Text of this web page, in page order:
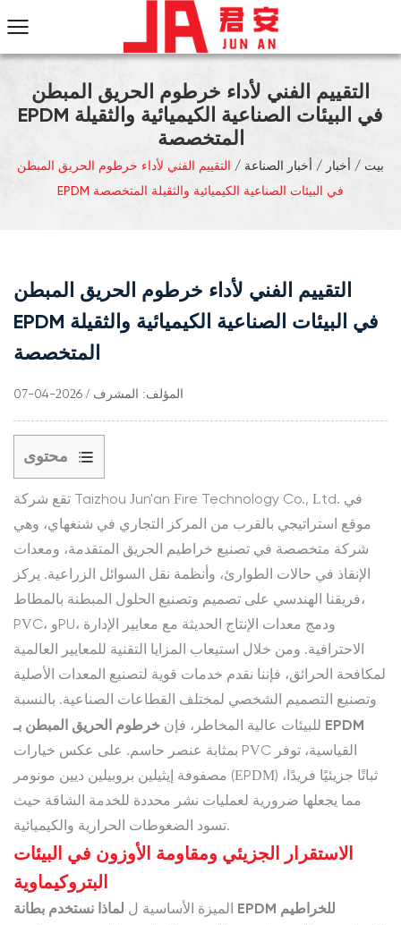
التقييم الفني لأداء خرطوم الحريق المبطن
EPDM في البيئات الصناعية الكيميائية والثقيلة
المتخصصة
بيت / أخبار / أخبار الصناعة / التقييم الفني لأداء خرطوم الحريق المبطن
EPDM في البيئات الصناعية الكيميائية والثقيلة المتخصصة
التقييم الفني لأداء خرطوم الحريق المبطن
EPDM في البيئات الصناعية الكيميائية والثقيلة
المتخصصة
المؤلف: المشرف / 2026-04-07
محتوى
1
الاستقرار
الجزيئي
ومقاومة
الأوزون
في
البيئات
البتروكيماوية
2
التوافق
الكيميائي
ومعايير
مقاومة
المذيبات
3
الاستقرار
تقع شركة Taizhou Jun'an Fire Technology Co., Ltd. في
موقع استراتيجي بالقرب من المركز التجاري في شنغهاي، وهي
شركة متخصصة في تصنيع خراطيم الحريق المتقدمة، ومعدات
الإنقاذ في حالات الطوارئ، وأنظمة نقل السوائل الزراعية. يركز
فريقنا الهندسي على تصميم وتصنيع الحلول المبطنة بالمطاط،
PVC، وPU، ودمج معدات الإنتاج الحديثة مع معايير الإدارة
الاحترافية. ومن خلال استيعاب المزايا التقنية للمعايير العالمية
لمكافحة الحرائق، فإننا نقدم خدمات قوية لتصنيع المعدات الأصلية
وتصنيع التصميم الشخصي لمختلف القطاعات الصناعية. بالنسبة
للبيئات عالية المخاطر، فإن خرطوم الحريق المبطن بـ EPDM
بمثابة عنصر حاسم. على عكس خيارات PVC القياسية، توفر
مصفوفة إيثيلين بروبيلين ديين مونومر (EPDM) ثباتًا جزيئيًا فريدًا،
مما يجعلها ضرورية لعمليات نشر محددة للخدمة الشاقة حيث
تسود الضغوطات الحرارية والكيميائية.
الاستقرار الجزيئي ومقاومة الأوزون في البيئات
البتروكيماوية
الميزة الأساسية ل لماذا نستخدم بطانة EPDM للخراطيم